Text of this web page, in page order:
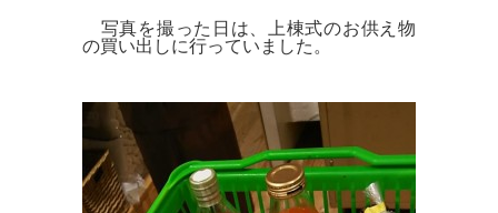
写真を撮った日は、上棟式のお供え物
の買い出しに行っていました。